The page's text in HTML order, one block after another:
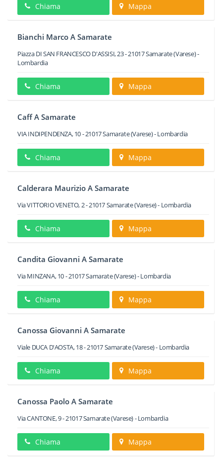
Chiama Mappa
Bianchi Marco A Samarate
Piazza DI SAN FRANCESCO D'ASSISI, 23-21017Samarate(Varese) -
Lombardia
Chiama Mappa
Caff A Samarate
VIA INDIPENDENZA, 10-21017Samarate(Varese) -Lombardia
Chiama Mappa
Calderara Maurizio A Samarate
Via VITTORIO VENETO, 2-21017Samarate(Varese) - Lombardia
Chiama Mappa
Candita Giovanni A Samarate
Via MINZANA, 10-21017Samarate(Varese) -Lombardia
Chiama Mappa
Canossa Giovanni A Samarate
Viale DUCA D'AOSTA, 18-21017Samarate(Varese) - Lombardia
Chiama Mappa
Canossa Paolo A Samarate
Via CANTONE, 9-21017Samarate(Varese) -Lombardia
Chiama Mappa